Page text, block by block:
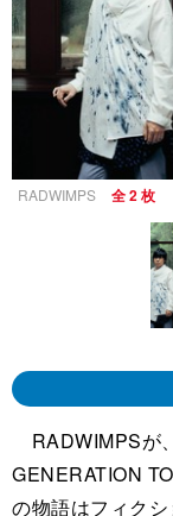
RADWIMPS 全 2 枚
RADWIMPSが
GENERATION
の物語はフィク